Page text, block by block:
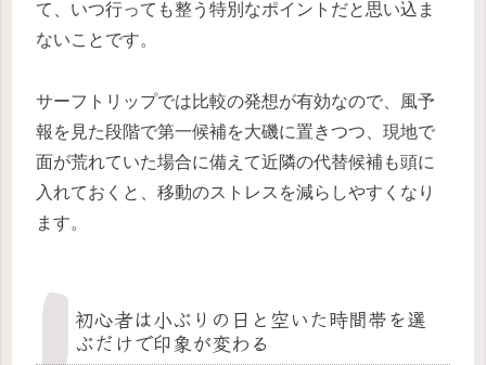
て、いつ行っても整う特別なポイントだと思い込ま
ないことです。
サーフトリップでは比較の発想が有効なので、風予
報を見た段階で第一候補を大磯に置きつつ、現地で
面が荒れていた場合に備えて近隣の代替候補も頭に
入れておくと、移動のストレスを減らしやすくなり
ます。
初心者は小ぶりの日と空いた時間帯を選
ぶだけで印象が変わる